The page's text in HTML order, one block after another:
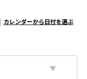
カレンダーから日付を選ぶ